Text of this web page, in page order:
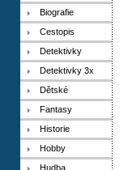
Biografie
Cestopis
Detektivky
Detektivky 3x
Dětské
Fantasy
Historie
Hobby
Hudba